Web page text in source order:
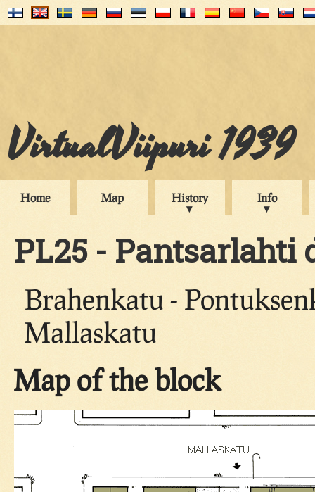
VirtualViipuri 1939
Home Map History Info
PL25 - Pantsarlahti
Brahenkatu -
Mallaskatu
Map of the block